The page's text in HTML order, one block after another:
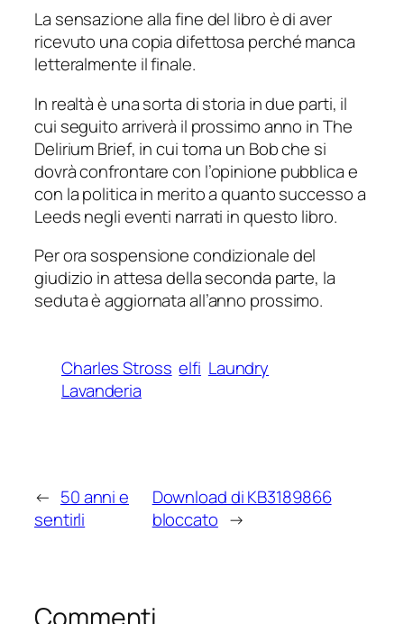
La sensazione alla fine del libro è di aver
ricevuto una copia difettosa perché manca
letteralmente il finale.
In realtà è una sorta di storia in due parti, il
cui seguito arriverà il prossimo anno inThe
Delirium Brief, in cui torna un Bob che si
dovrà confrontare con l’opinione pubblica e
con la politica in merito a quanto successo a
Leeds negli eventi narrati in questo libro.
Per ora sospensione condizionale del
giudizio in attesa della seconda parte, la
seduta è aggiornata all’anno prossimo.
Charles Stross elfi Laundry
Lavanderia
← 50 anni e
sentirli
Download di KB3189866
bloccato →